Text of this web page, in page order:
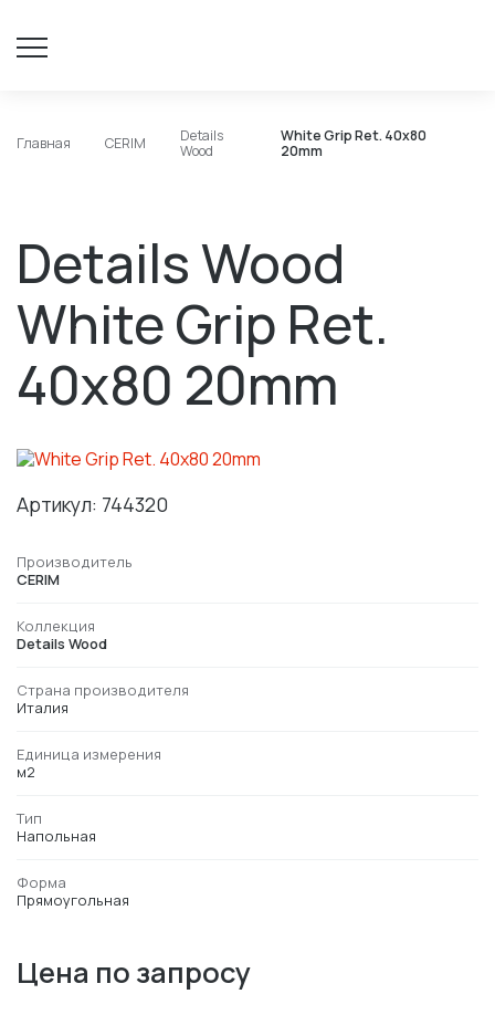
Главная CERIM
Details
Wood
White Grip Ret. 40x80
20mm
Details Wood
White Grip Ret.
40x80 20mm
Артикул: 744320
Производитель
CERIM
Коллекция
Details Wood
Страна производителя
Италия
Единица измерения
м2
Тип
Напольная
Форма
Прямоугольная
Цена по запросу